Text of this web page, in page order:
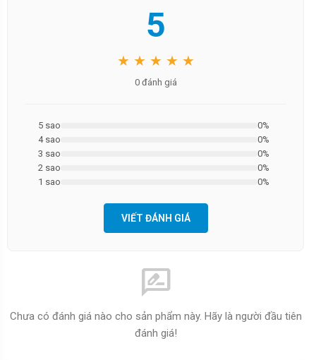
5
★ ★ ★ ★ ★
0 đánh giá
5 sao
0%
4 sao
0%
3 sao
0%
2 sao
0%
1 sao
0%
VIẾT ĐÁNH GIÁ
rate_review
Chưa có đánh giá nào cho sản phẩm này. Hãy là người đầu tiên
đánh giá!